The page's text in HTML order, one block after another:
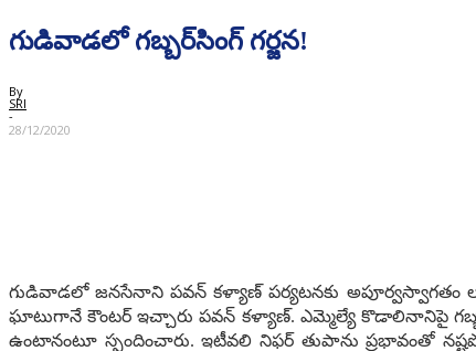
గుడివాడ‌లో గ‌బ్బ‌ర్‌సింగ్ గ‌ర్జ‌న‌!
By
SRI
-
28/12/2020
గుడివాడ‌లో జ‌న‌సేనాని ప‌వ‌న్ క‌ళ్యాణ్ ప‌ర్య‌ట‌న‌కు
ఘాటుగానే కౌంట‌ర్ ఇచ్చారు ప‌వ‌న్ క‌ళ్యాణ్‌. ఎమ్మెల్యే కొడాలినానిపై గ‌బ్బ‌ర్
ఉంటానంటూ స్పందించారు. ఇటీవ‌లి నిఫ‌ర్ తుపాను ప్ర‌భావంతో